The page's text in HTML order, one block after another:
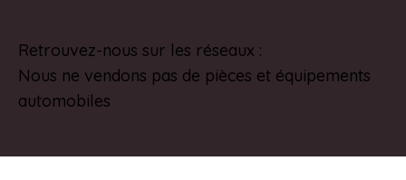
Retrouvez-nous sur les réseaux :
Nous ne vendons pas de pièces et équipements
automobiles